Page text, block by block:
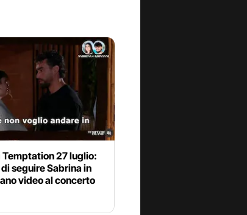
27 luglio:
seguire Sabrina in
video al concerto